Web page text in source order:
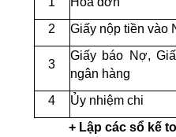
2
Giấy nộp tiền vào
3
Giấy báo Nợ,
ngân hàng
4
Ủy nhiệm chi
+ Lập các sổ kế